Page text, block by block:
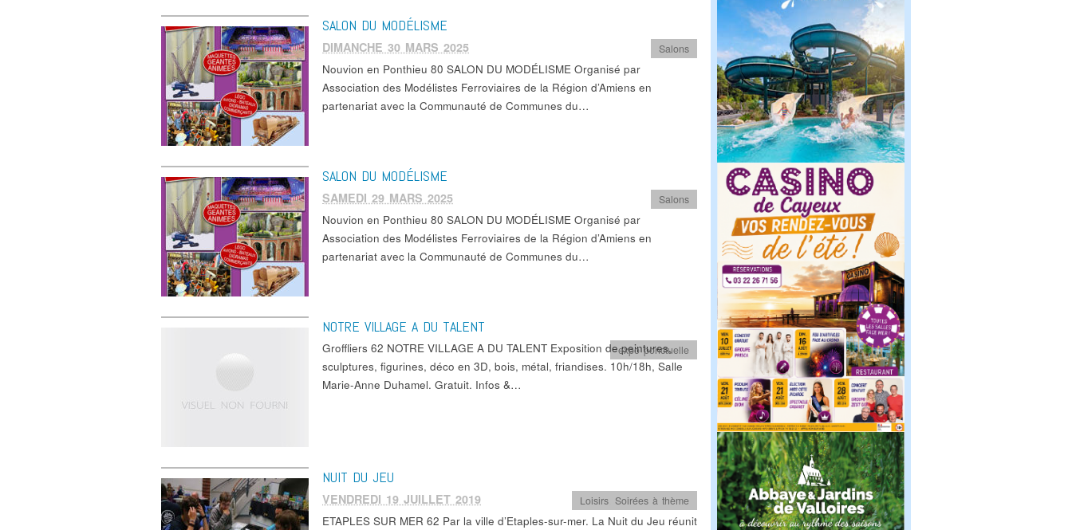
SALON DU MODÉLISME
DIMANCHE 30 MARS 2025 Salons
Nouvion en Ponthieu 80 SALON DU MODÉLISME Organisé par
Association des Modélistes Ferroviaires de la Région d’Amiens en
partenariat avec la Communauté de Communes du…
SALON DU MODÉLISME
SAMEDI 29 MARS 2025 Salons
Nouvion en Ponthieu 80 SALON DU MODÉLISME Organisé par
Association des Modélistes Ferroviaires de la Région d’Amiens en
partenariat avec la Communauté de Communes du…
NOTRE VILLAGE A DU TALENT
expo ponctuelle
Groffliers 62 NOTRE VILLAGE A DU TALENT Exposition de peintures,
sculptures, figurines, déco en 3D, bois, métal, friandises. 10h/18h, Salle
Marie-Anne Duhamel. Gratuit. Infos &…
NUIT DU JEU
VENDREDI 19 JUILLET 2019 Loisirs ,Soirées à thème
ETAPLES SUR MER 62 Par la ville d’Etaples-sur-mer. La Nuit du Jeu réunit